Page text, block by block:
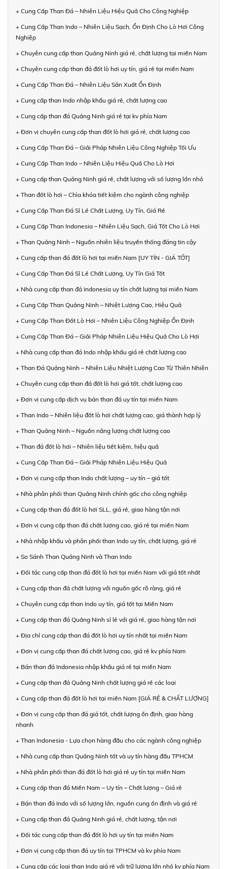
+ Cung Cấp Than Đá – Nhiên Liệu Hiệu Quả Cho Công Nghiệp
+ Cung Cấp Than Indo – Nhiên Liệu Sạch, Ổn Định Cho Lò Hơi Công
Nghiệp
+ Chuyên cung cấp than Quảng Ninh giá rẻ, chất lượng tại miền Nam
+ Chuyên cung cấp than đá đốt lò hơi uy tín, giá rẻ tại miền Nam
+ Cung Cấp Than Đá – Nhiên Liệu Sản Xuất Ổn Định
+ Cung cấp than Indo nhập khẩu giá rẻ, chất lượng cao
+ Cung cấp than đá Quảng Ninh giá rẻ tại kv phía Nam
+ Đơn vị chuyên cung cấp than đốt lò hơi giá rẻ, chất lượng cao
+ Cung Cấp Than Đá – Giải Pháp Nhiên Liệu Công Nghiệp Tối Ưu
+ Cung Cấp Than Indo – Nhiên Liệu Hiệu Quả Cho Lò Hơi
+ Cung cấp than Quảng Ninh giá rẻ, chất lượng với số lượng lớn nhỏ
+ Than đốt lò hơi – Chìa khóa tiết kiệm cho ngành công nghiệp
+ Cung Cấp Than Đá Sỉ Lẻ Chất Lượng, Uy Tín, Giá Rẻ
+ Cung Cấp Than Indonesia – Nhiên Liệu Sạch, Giá Tốt Cho Lò Hơi
+ Than Quảng Ninh – Nguồn nhiên liệu truyền thống đáng tin cậy
+ Cung cấp than đá đốt lò hơi tại miền Nam [UY TÍN - GIÁ TỐT]
+ Cung Cấp Than Đá Sỉ Lẻ Chất Lượng, Uy Tín Giá Tốt
+ Nhà cung cấp than đá Indonesia uy tín chất lượng tại miền Nam
+ Cung Cấp Than Quảng Ninh – Nhiệt Lượng Cao, Hiệu Quả
+ Cung Cấp Than Đốt Lò Hơi – Nhiên Liệu Công Nghiệp Ổn Định
+ Cung Cấp Than Đá – Giải Pháp Nhiên Liệu Hiệu Quả Cho Lò Hơi
+ Nhà cung cấp than đá Indo nhập khẩu giá rẻ chất lượng cao
+ Than Đá Quảng Ninh – Nhiên Liệu Nhiệt Lượng Cao Từ Thiên Nhiên
+ Chuyên cung cấp than đá đốt lò hơi giá tốt, chất lượng cao
+ Đơn vị cung cấp dịch vụ bán than đá uy tín tại miền Nam
+ Than Indo – Nhiên liệu đốt lò hơi chất lượng cao, giá thành hợp lý
+ Than Quảng Ninh – Nguồn năng lượng chất lượng cao
+ Than đá đốt lò hơi – Nhiên liệu tiết kiệm, hiệu quả
+ Cung Cấp Than Đá – Giải Pháp Nhiên Liệu Hiệu Quả
+ Đơn vị cung cấp than Indo chất lượng – uy tín – giá tốt
+ Nhà phân phối than Quảng Ninh chính gốc cho công nghiệp
+ Cung cấp than đá đốt lò hơi SLL, giá rẻ, giao hàng tận nơi
+ Đơn vị cung cấp than đá chất lượng cao, giá rẻ tại miền Nam
+ Nhà nhập khẩu và phân phối than Indo uy tín, chất lượng, giá rẻ
+ So Sánh Than Quảng Ninh và Than Indo
+ Đối tác cung cấp than đá đốt lò hơi tại miền Nam với giá tốt nhất
+ Cung cấp than đá chất lượng với nguồn gốc rõ ràng, giá rẻ
+ Chuyên cung cấp than Indo uy tín, giá tốt tại Miền Nam
+ Cung cấp than đá Quảng Ninh sỉ lẻ với giá rẻ, giao hàng tận nơi
+ Địa chỉ cung cấp than đá đốt lò hơi uy tín nhất tại miền Nam
+ Đơn vị cung cấp than đá chất lượng cao, giá rẻ kv phía Nam
+ Bán than đá Indonesia nhập khẩu giá rẻ tại miền Nam
+ Cung cấp than đá Quảng Ninh chất lượng giá rẻ các loại
+ Cung cấp than đá đốt lò hơi tại miền Nam [GIÁ RẺ & CHẤT LƯỢNG]
+ Đơn vị cung cấp than đá giá tốt, chất lượng ổn định, giao hàng
nhanh
+ Than Indonesia - Lựa chọn hàng đầu cho các ngành công nghiệp
+ Nhà cung cấp than Quảng Ninh tốt và uy tín hàng đầu TPHCM
+ Nhà phân phối than đá đốt lò hơi giá rẻ uy tín tại miền Nam
+ Cung cấp than đá Miền Nam – Uy tín – Chất lượng – Giá rẻ
+ Bán than đá Indo với số lượng lớn, nguồn cung ổn định và giá rẻ
+ Cung cấp than đá Quảng Ninh giá rẻ, chất lượng, tận nơi
+ Đối tác cung cấp than đá đốt lò hơi uy tín tại miền Nam
+ Đơn vị cung cấp than đá uy tín tại TPHCM và kv phía Nam
+ Cung cấp các loại than Indo giá rẻ với trữ lượng lớn nhỏ kv phía Nam